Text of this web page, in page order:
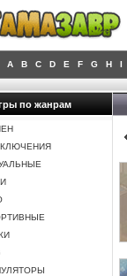
A B C D E F G H I
по жанрам